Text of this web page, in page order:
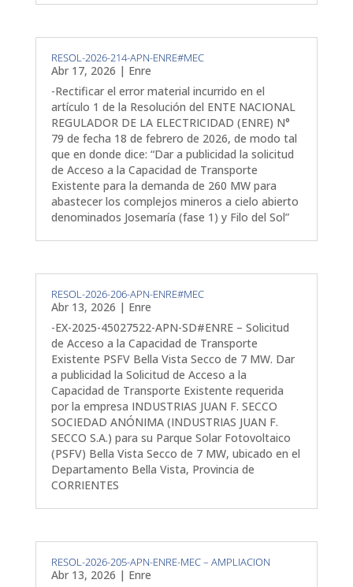
RESOL-2026-214-APN-ENRE#MEC
Abr 17, 2026 | Enre
-Rectificar el error material incurrido en el
artículo 1 de la Resolución del ENTE NACIONAL
REGULADOR DE LA ELECTRICIDAD (ENRE) N°
79 de fecha 18 de febrero de 2026, de modo tal
que en donde dice: “Dar a publicidad la solicitud
de Acceso a la Capacidad de Transporte
Existente para la demanda de 260 MW para
abastecer los complejos mineros a cielo abierto
denominados Josemaría (fase 1) y Filo del Sol”
RESOL-2026-206-APN-ENRE#MEC
Abr 13, 2026 | Enre
-EX-2025-45027522-APN-SD#ENRE – Solicitud
de Acceso a la Capacidad de Transporte
Existente PSFV Bella Vista Secco de 7 MW. Dar
a publicidad la Solicitud de Acceso a la
Capacidad de Transporte Existente requerida
por la empresa INDUSTRIAS JUAN F. SECCO
SOCIEDAD ANÓNIMA (INDUSTRIAS JUAN F.
SECCO S.A.) para su Parque Solar Fotovoltaico
(PSFV) Bella Vista Secco de 7 MW, ubicado en el
Departamento Bella Vista, Provincia de
CORRIENTES
RESOL-2026-205-APN-ENRE-MEC – AMPLIACION
Abr 13, 2026 | Enre